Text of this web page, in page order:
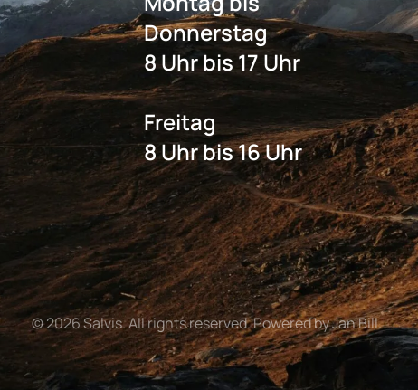
Donnerstag
8 Uhr bis 17 Uhr
Freitag
8 Uhr bis 16 Uhr
©2026Salvis. All rights reserved. Powered by Jan Bill.